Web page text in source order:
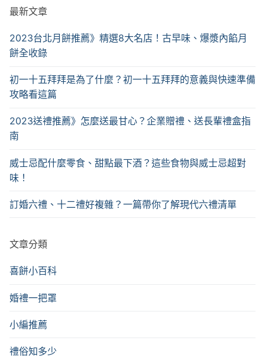
最新文章
2023台北月餅推薦》精選8大名店！古早味、爆漿內餡月
餅全收錄
初一十五拜拜是為了什麼？初一十五拜拜的意義與快速準備
攻略看這篇
2023送禮推薦》怎麼送最甘心？企業贈禮、送長輩禮盒指
南
威士忌配什麼零食、甜點最下酒？這些食物與威士忌超對
味！
訂婚六禮、十二禮好複雜？一篇帶你了解現代六禮清單
文章分類
喜餅小百科
婚禮一把罩
小編推薦
禮俗知多少